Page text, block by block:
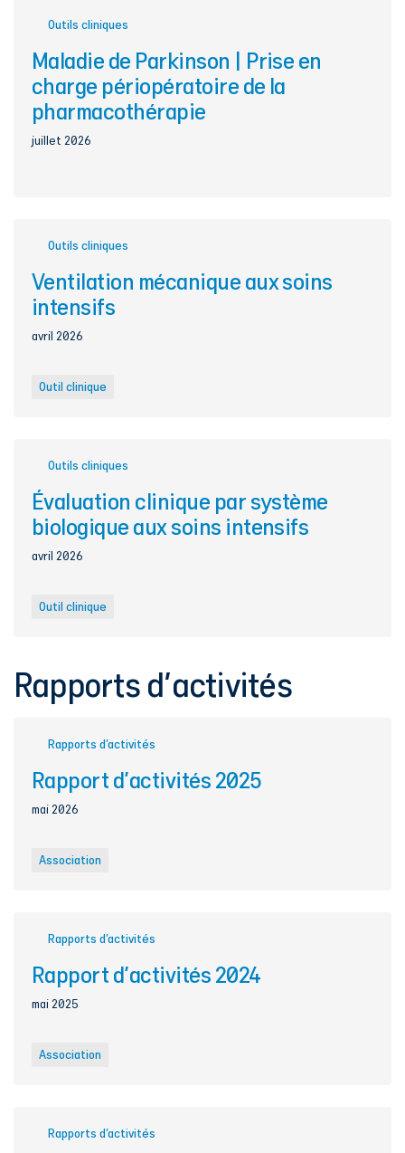
Outils cliniques
Maladie de Parkinson | Prise en
charge périopératoire de la
pharmacothérapie
juillet 2026
Outils cliniques
Ventilation mécanique aux soins
intensifs
avril 2026
Outil clinique
Outils cliniques
Évaluation clinique par système
biologique aux soins intensifs
avril 2026
Outil clinique
Rapports d'activités
Rapports d’activités
Rapport d'activités 2025
mai 2026
Association
Rapports d’activités
Rapport d'activités 2024
mai 2025
Association
Rapports d’activités